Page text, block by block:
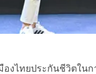
งไทยประกันชีวิตในก